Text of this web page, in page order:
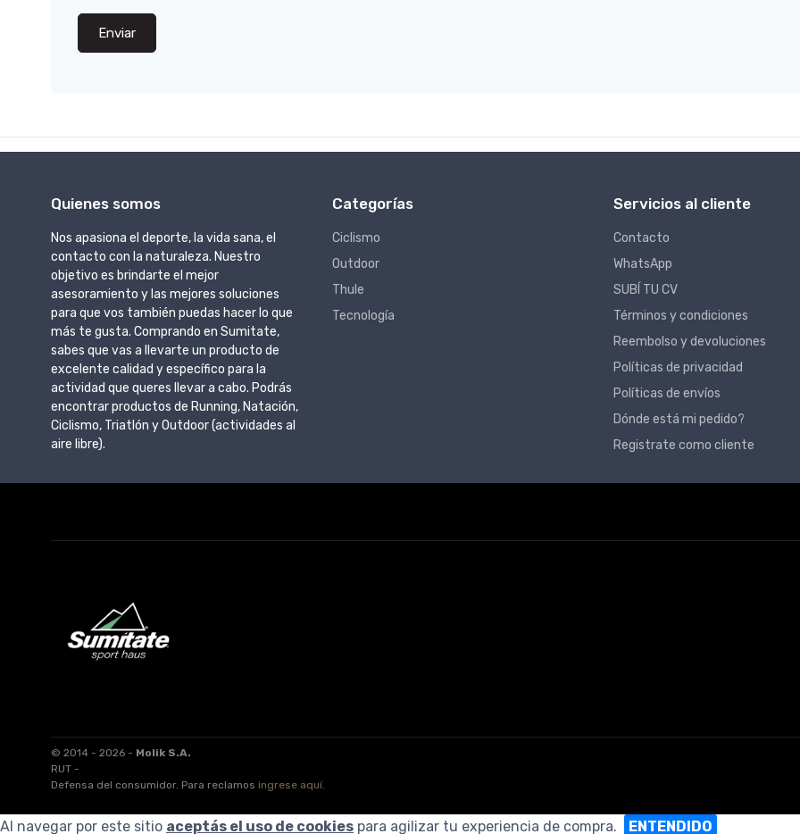
Enviar
Quienes somos
Nos apasiona el deporte, la vida sana, el
contacto con la naturaleza. Nuestro
objetivo es brindarte el mejor
asesoramiento y las mejores soluciones
para que vos también puedas hacer lo que
más te gusta. Comprando en Sumitate,
sabes que vas a llevarte un producto de
excelente calidad y específico para la
actividad que queres llevar a cabo. Podrás
encontrar productos de Running, Natación,
Ciclismo, Triatlón y Outdoor (actividades al
aire libre).
Categorías
Ciclismo
Outdoor
Thule
Tecnología
Servicios al cliente
Contacto
WhatsApp
SUBÍ TU CV
Términos y condiciones
Reembolso y devoluciones
Políticas de privacidad
Políticas de envíos
Dónde está mi pedido?
Registrate como cliente
© 2014 - 2026 - Molik S.A.
RUT -
Defensa del consumidor. Para reclamos ingrese aquí.
Al navegar por este sitio aceptás el uso de cookies para agilizar tu experiencia de compra. ENTENDIDO